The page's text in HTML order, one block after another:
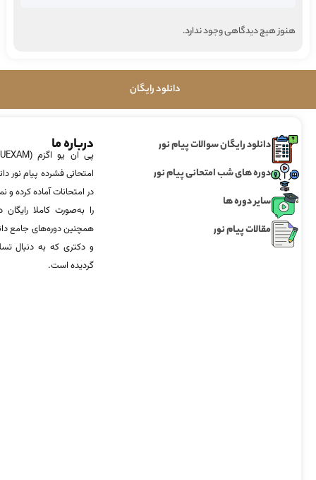
هنوز هیچ دیدگاهی وجود ندارد.
دانلود رایگان
دانلود رایگان سوالات پیام نور
دوره های شب امتحانی پیام نور
سایر دوره ها
مقالات پیام نور
درباره ما
امتحانی فشرده پیام نور
در امتحانات آماده‌ کرده
را به‌صورت کاملا
همچنین دوره‌های جامع
و دکتری که به دنبال
گردیده است.